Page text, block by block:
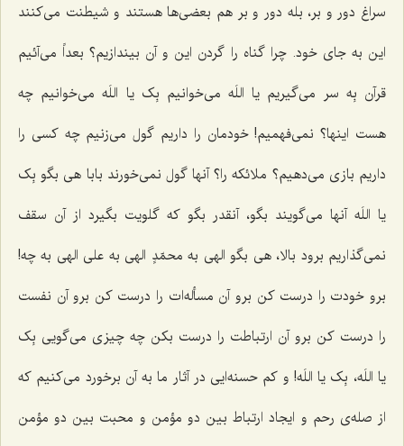
سراغ دور و بر، بله دور و بر هم بعضی‌ها هستند و شیطنت می‌کنند
این به جای خود. چرا گناه را گردن این و آن بیندازیم؟ بعداً می‌آئیم
قرآن بِه سر می‌گیریم یا اللَه می‌خوانیم بِک یا اللَه می‌خوانیم چه
هست اینها؟ نمی‌فهمیم! خودمان را داریم گول می‌زنیم چه کسی را
داریم بازی می‌دهیم؟ ملائکه را؟ آنها گول نمی‌خورند بابا هی بگو بِک
یا اللَه آنها می‌گویند بگو، آنقدر بگو که گلویت بگیرد از آن سقف
نمی‌گذاریم برود بالا، هی بگو الهی به محمّدٍ الهی به علی الهی به چه!
برو خودت را درست کن برو آن مسأله‌ات را درست کن برو آن نفست
را درست کن برو آن ارتباطت را درست بکن چه چیزی می‌گویی بِک
یا اللَه، بِک یا اللَه! و کم حسنه‌ایی در آثار ما به آن برخورد می‌کنیم که
از صله‌ی رحم و ایجاد ارتباط بین دو مؤمن و محبت بین دو مؤمن